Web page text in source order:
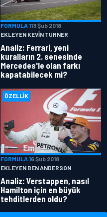
FORMULA 113 Şub 2018
EKLEYEN KEVIN TURNER
Analiz: Ferrari, yeni
kuralların 2. senesinde
Mercedes'le olan farkı
kapatabilecek mi?
ÖZELLIK
FORMULA 16 Şub 2018
EKLEYEN BEN ANDERSON
Analiz: Verstappen, nasıl
Hamilton için en büyük
tehditlerden oldu?